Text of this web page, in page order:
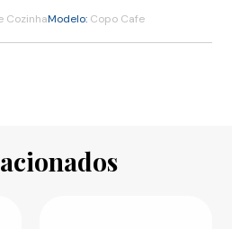
CozinhaModelo: Copo Cafe